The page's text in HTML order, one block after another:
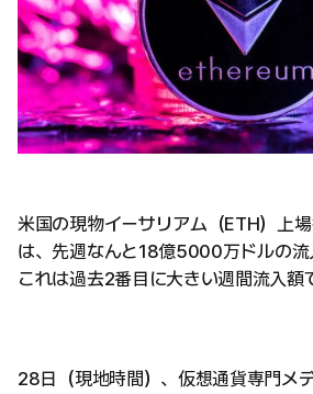
米国の現物イーサリアム（ETH）上場
は、先週なんと18億5000万ドルの流
これは過去2番目に大きい週間流入額
28日（現地時間）、仮想通貨専門メ